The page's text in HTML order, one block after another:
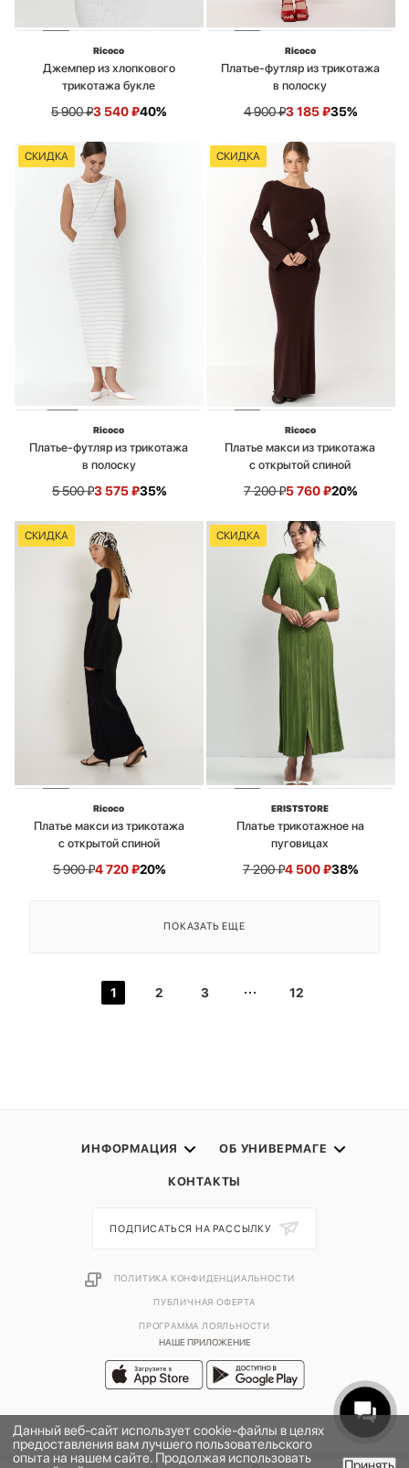
Ricoco
Джемпер из хлопкового
трикотажа букле
5 900₽3 540₽40%
Ricoco
Платье-футляр из трикотажа
в полоску
4 900₽3 185₽35%
СКИДКА
Ricoco
Платье-футляр из трикотажа
в полоску
5 500₽3 575₽35%
СКИДКА
Ricoco
Платье макси из трикотажа
с открытой спиной
7 200₽5 760₽20%
СКИДКА
Ricoco
Платье макси из трикотажа
с открытой спиной
5 900₽4 720₽20%
СКИДКА
ERISTSTORE
Платье трикотажное на
пуговицах
7 200₽4 500₽38%
ПОКАЗАТЬ ЕЩЕ
1 2 3 12
ИНФОРМАЦИЯ ОБ УНИВЕРМАГЕ
КОНТАКТЫ
НАШЕ ПРИЛОЖЕНИЕ
ПОДПИСАТЬСЯ НА РАССЫЛКУ
ПОЛИТИКА КОНФИДЕНЦИАЛЬНОСТИ
ПУБЛИЧНАЯ ОФЕРТА
ПРОГРАММА ЛОЯЛЬНОСТИ
Данный веб-сайт использует cookie-файлы в целях
предоставления вам лучшего пользовательского
опыта на нашем сайте. Продолжая использовать